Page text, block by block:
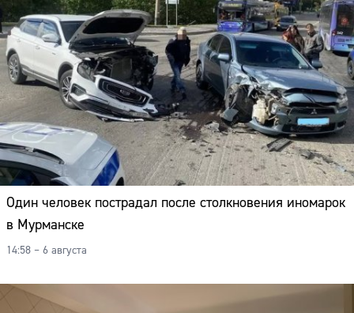
Один человек пострадал после столкновения иномарок
в Мурманске
14:58 – 6 августа
Адрес:
Телефон: